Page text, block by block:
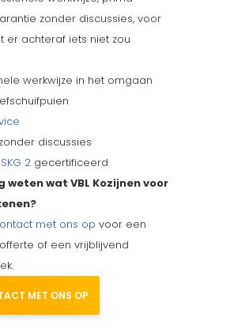
zonder discussies, voor
er achteraf iets niet zou
werkwijze in het omgaan
discussies
SKG 2 gecertificeerd
weten wat VBL Kozijnen voor
met ons op voor een
of een vrijblijvend
MET ONS OP